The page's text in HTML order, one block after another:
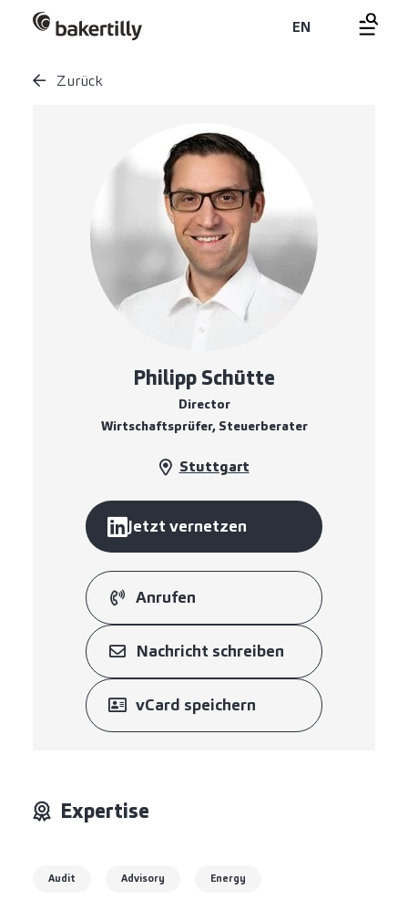
EN
Zurück
Philipp Schütte
Director
Wirtschaftsprüfer, Steuerberater
Stuttgart
Jetzt vernetzen
Anrufen
Nachricht schreiben
vCard speichern
Expertise
Audit Advisory Energy